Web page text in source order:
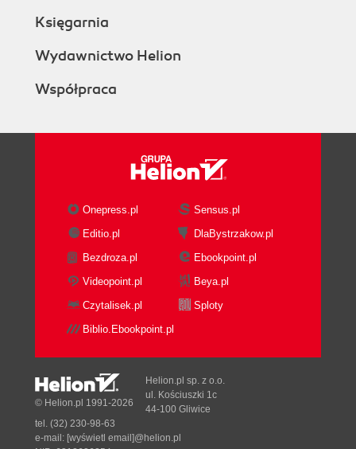
Księgarnia
Wydawnictwo Helion
Współpraca
Onepress.pl
Sensus.pl
Editio.pl
DlaBystrzakow.pl
Bezdroza.pl
Ebookpoint.pl
Videopoint.pl
Beya.pl
Czytalisek.pl
Sploty
Biblio.Ebookpoint.pl
© Helion.pl 1991-2026
Helion.pl sp. z o.o.
ul. Kościuszki 1c
44-100 Gliwice
tel. (32) 230-98-63
e-mail: [wyświetl email]@helion.pl